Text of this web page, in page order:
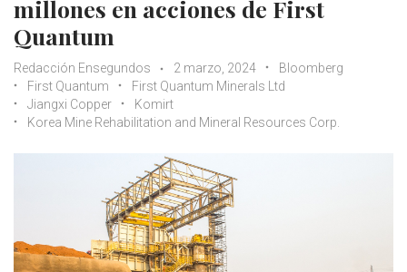
millones en acciones de First
Quantum
Redacción Ensegundos 2 marzo, 2024
Bloomberg
First Quantum
First Quantum Minerals Ltd
Jiangxi Copper
Komirt
Korea Mine Rehabilitation and Mineral Resources Corp.